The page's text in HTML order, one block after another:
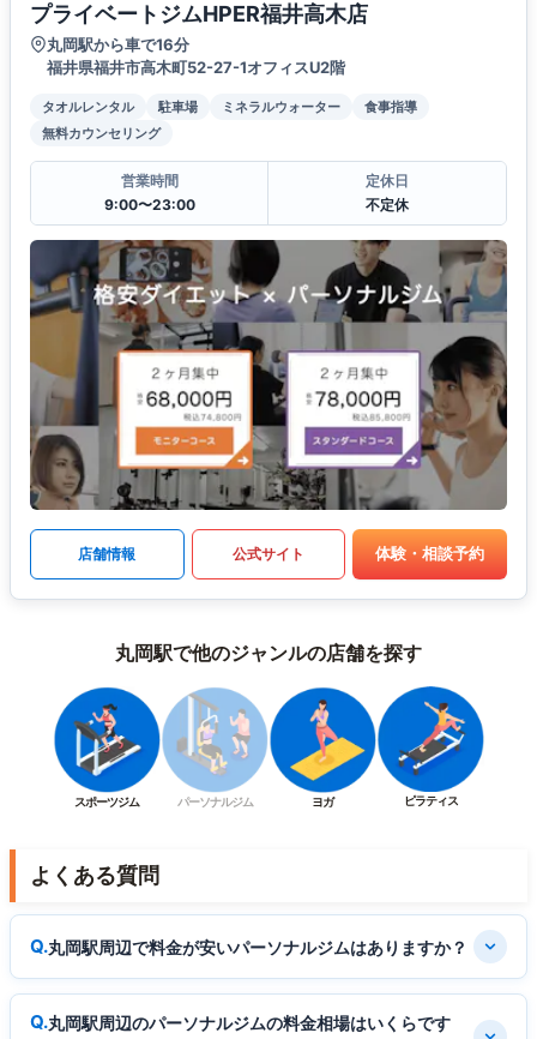
プライベートジムHPER福井高木店
丸岡駅から車で16分
福井県福井市高木町52-27-1オフィスU2階
タオルレンタル 駐車場 ミネラルウォーター
食事指導
無料カウンセリング
営業時間
9:00〜23:00
定休日
不定休
店舗情報 公式サイト 体験・相談予約
丸岡駅で他のジャンルの店舗を探す
スポーツジム パーソナルジム ヨガ ピラティス
よくある質問
丸岡駅周辺で料金が安いパーソナルジムはありますか？
丸岡駅周辺のパーソナルジムの料金相場はいくらです